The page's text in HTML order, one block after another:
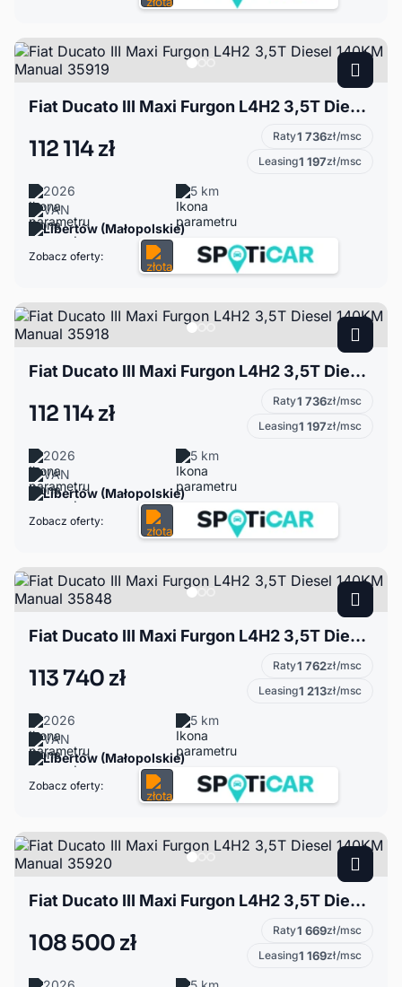
Fiat Ducato III Maxi Furgon L4H2 3,5T Diesel 140KM Manual 35919
112 114 zł Raty1 736zł/msc
Leasing1 197zł/msc
2026
5 km
VAN
Libertów (Małopolskie)
Zobacz oferty:
Fiat Ducato III Maxi Furgon L4H2 3,5T Diesel 140KM Manual 35918
112 114 zł Raty1 736zł/msc
Leasing1 197zł/msc
2026
5 km
VAN
Libertów (Małopolskie)
Zobacz oferty:
Fiat Ducato III Maxi Furgon L4H2 3,5T Diesel 140KM Manual 35848
113 740 zł Raty1 762zł/msc
Leasing1 213zł/msc
2026
5 km
VAN
Libertów (Małopolskie)
Zobacz oferty:
Fiat Ducato III Maxi Furgon L4H2 3,5T Diesel 140KM Manual 35920
108 500 zł Raty1 669zł/msc
Leasing1 169zł/msc